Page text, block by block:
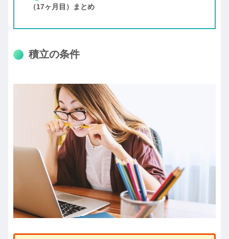
（17ヶ月目）まとめ
積立の条件